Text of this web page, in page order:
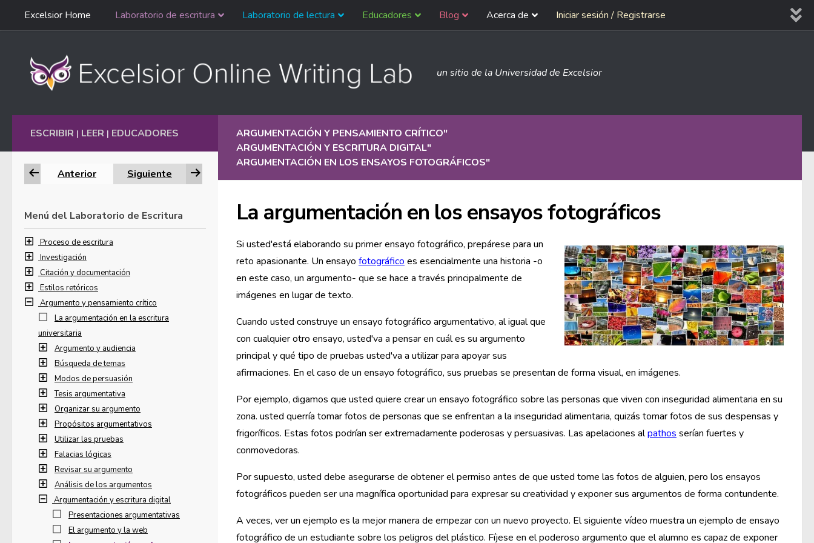
Ir al contenido
navegación
Excelsior Home Laboratorio de escritura Laboratorio de lectura Educadores Blog Acerca de Iniciar sesión / Registrarse
un sitio de la Universidad de Excelsior
ARGUMENTACIÓN Y PENSAMIENTO CRÍTICO"
ARGUMENTACIÓN Y ESCRITURA DIGITAL"
ARGUMENTACIÓN EN LOS ENSAYOS FOTOGRÁFICOS"
La argumentación en los ensayos fotográficos
Si usted'está elaborando su primer ensayo fotográfico, prepárese para un
reto apasionante. Un ensayo fotográfico es esencialmente una historia -o
en este caso, un argumento- que se hace a través principalmente de
imágenes en lugar de texto.
Cuando usted construye un ensayo fotográfico argumentativo, al igual que
con cualquier otro ensayo, usted'va a pensar en cuál es su argumento
principal y qué tipo de pruebas usted'va a utilizar para apoyar sus
afirmaciones. En el caso de un ensayo fotográfico, sus pruebas se presentan de forma visual, en imágenes.
Por ejemplo, digamos que usted quiere crear un ensayo fotográfico sobre las personas que viven con inseguridad alimentaria en su
zona. usted querría tomar fotos de personas que se enfrentan a la inseguridad alimentaria, quizás tomar fotos de sus despensas y
frigoríficos. Estas fotos podrían ser extremadamente poderosas y persuasivas. Las apelaciones alpathos serían fuertes y
conmovedoras.
Por supuesto, usted debe asegurarse de obtener el permiso antes de que usted tome las fotos de alguien, pero los ensayos
fotográficos pueden ser una magnífica oportunidad para expresar su creatividad y exponer sus argumentos de forma contundente.
A veces, ver un ejemplo es la mejor manera de empezar con un nuevo proyecto. El siguiente vídeo muestra un ejemplo de ensayo
fotográfico de un estudiante sobre los peligros del plástico. Fíjese en el poderoso argumento que el alumno es capaz de exponer
ESCRIBIR | LEER | EDUCADORES
Anterior Siguiente
Menú del Laboratorio de Escritura
Proceso de escritura
Investigación
Citación y documentación
Estilos retóricos
Argumento y pensamiento crítico
La argumentación en la escritura
universitaria
Argumento y audiencia
Búsqueda de temas
Modos de persuasión
Tesis argumentativa
Organizar su argumento
Propósitos argumentativos
Utilizar las pruebas
Falacias lógicas
Revisar su argumento
Análisis de los argumentos
Argumentación y escritura digital
Presentaciones argumentativas
El argumento y la web